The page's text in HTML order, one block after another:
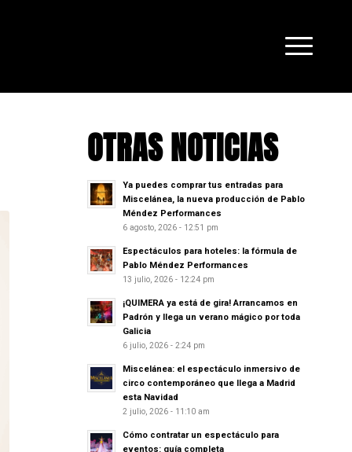
OTRAS NOTICIAS
Ya puedes comprar tus entradas para
Miscelánea, la nueva producción de Pablo
Méndez Performances
6 agosto, 2026 - 12:51 pm
Espectáculos para hoteles: la fórmula de
Pablo Méndez Performances
13 julio, 2026 - 12:24 pm
¡QUIMERA ya está de gira! Arrancamos en
Padrón y llega un verano mágico por toda
Galicia
6 julio, 2026 - 2:24 pm
Miscelánea: el espectáculo inmersivo de
circo contemporáneo que llega a Madrid
esta Navidad
2 julio, 2026 - 11:10 am
Cómo contratar un espectáculo para
eventos: guía completa